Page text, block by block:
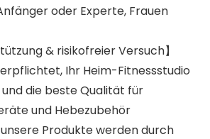
oder Experte, Frauen
& risikofreier Versuch】
Ihr Heim-Fitnessstudio
die beste Qualität für
und Hebezubehör
Produkte werden durch